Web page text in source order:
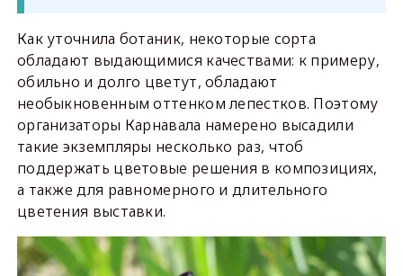
Как уточнила ботаник, некоторые сорта
обладают выдающимися качествами: к примеру,
обильно и долго цветут, обладают
необыкновенным оттенком лепестков. Поэтому
организаторы Карнавала намерено высадили
такие экземпляры несколько раз, чтоб
поддержать цветовые решения в композициях,
а также для равномерного и длительного
цветения выставки.